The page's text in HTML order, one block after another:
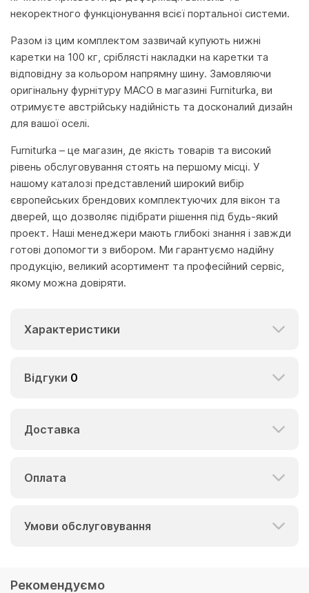
некоректного функціонування всієї портальної системи.
Разом із цим комплектом зазвичай купують нижні
каретки на 100 кг, сріблясті накладки на каретки та
відповідну за кольором напрямну шину. Замовляючи
оригінальну фурнітуру MACO в магазині Furniturka, ви
отримуєте австрійську надійність та досконалий дизайн
для вашої оселі.
Furniturka – це магазин, де якість товарів та високий
рівень обслуговування стоять на першому місці. У
нашому каталозі представлений широкий вибір
європейських брендових комплектуючих для вікон та
дверей, що дозволяє підібрати рішення під будь-який
проект. Наші менеджери мають глибокі знання і завжди
готові допомогти з вибором. Ми гарантуємо надійну
продукцію, великий асортимент та професійний сервіс,
якому можна довіряти.
Характеристики
Відгуки 0
Доставка
Оплата
Умови обслуговування
Рекомендуємо